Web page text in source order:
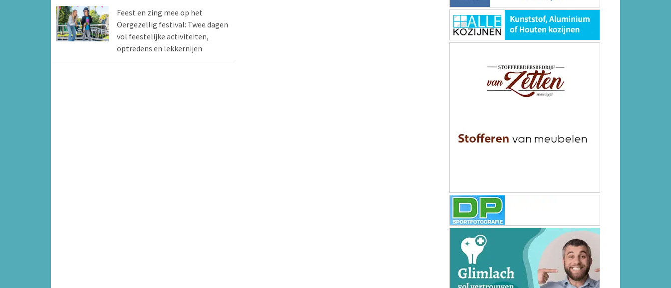
Feest en zing mee op het
Oergezellig festival: Twee dagen
vol feestelijke activiteiten,
optredens en lekkernijen